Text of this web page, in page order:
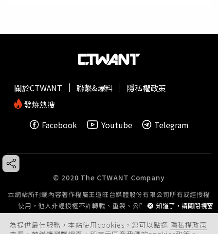
為提供最佳服務，本站使用cookies，您可以點選 隱私權政策
知道了，請關閉視窗
關於CTWANT 聯繫&爆料
隱私權政策
發燒熱搜
Facebook
Youtube Telegram
© 2020 The CTWANT Company
本網站所刊載內容著作權屬王道旺台媒體股份有限公司所有或經授權
使用，他人非經授權不許轉載、重製、公開播送或公開傳輸。